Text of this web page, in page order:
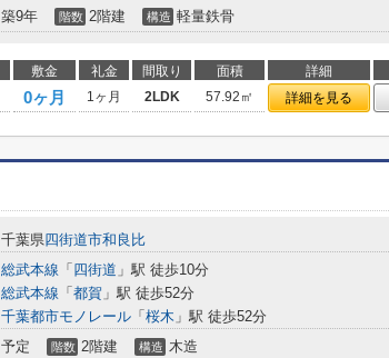
築9年 階数 2階建 構造 軽量鉄骨
敷金 礼金 間取り 面積 詳細
0ヶ月 1ヶ月 2LDK 57.92㎡ 詳細を見る
千葉県四街道市和良比
総武本線 「 四街道 」駅 徒歩10分
総武本線 「 都賀 」駅 徒歩52分
千葉都市モノレール 「 桜木 」駅 徒歩52分
予定 階数 2階建 構造 木造